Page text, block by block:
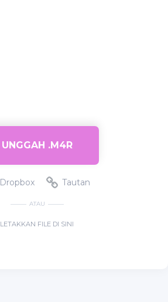
UNGGAH .M4R
Dropbox Tautan
ATAU
LETAKKAN FILE DI SINI